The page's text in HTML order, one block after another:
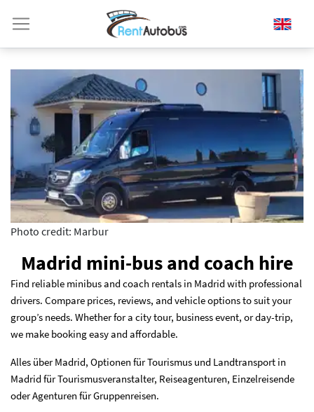
Photo credit: Marbur
Madrid mini-bus and coach hire
Find reliable minibus and coach rentals in Madrid with professional
drivers. Compare prices, reviews, and vehicle options to suit your
group’s needs. Whether for a city tour, business event, or day-trip,
we make booking easy and affordable.
Alles über Madrid, Optionen für Tourismus und Landtransport in
Madrid für Tourismusveranstalter, Reiseagenturen, Einzelreisende
oder Agenturen für Gruppenreisen.